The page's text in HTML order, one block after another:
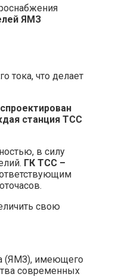
ЯМЗ
тока, что делает
станция ТСС
в силу
ГК ТСС –
свою
(ЯМЗ), имеющего
современных